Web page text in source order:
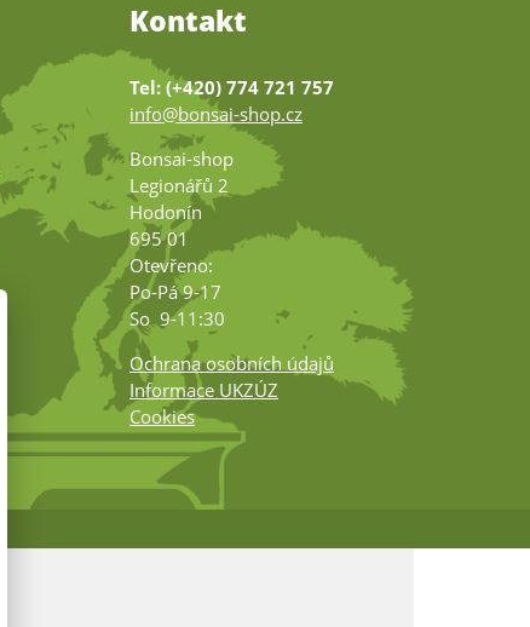
Kontakt
Tel: (+420) 774 721 757
info@bonsai-shop.cz
Bonsai-shop
Legionářů 2
Hodonín
695 01
Otevřeno:
Po-Pá 9-17
So 9-11:30
Ochrana osobních údajů
Informace UKZÚZ
Cookies